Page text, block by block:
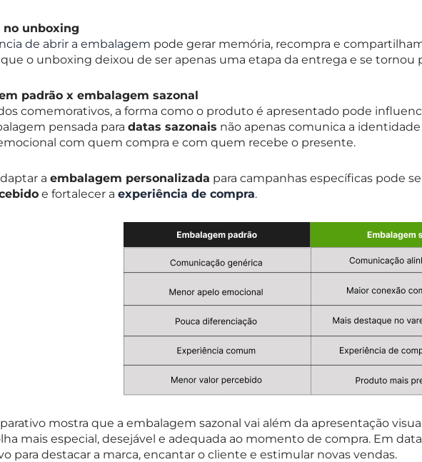
no unboxing
de abrir a embalagem pode gerar memória, recompra e
o unboxing deixou de ser apenas uma etapa da entrega e se tornou
padrão x embalagem sazonal
comemorativos, a forma como o produto é apresentado pode
pensada paradatas sazonais não apenas comunica a
com quem compra e com quem recebe o presente.
aembalagem personalizada para campanhas específicas pode
e fortalecer aexperiência de compra.
mostra que a embalagem sazonal vai além da apresentação
mais especial, desejável e adequada ao momento de compra. Em
para destacar a marca, encantar o cliente e estimular novas vendas.